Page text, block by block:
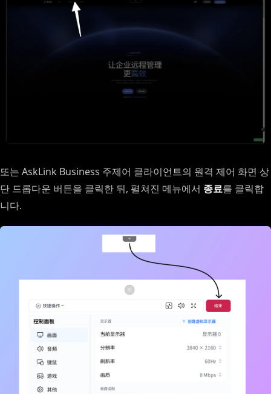
또는 AskLink Business 주제어 클라이언트의 원격 제어 화면 상
단 드롭다운 버튼을 클릭한 뒤, 펼쳐진 메뉴에서 종료를 클릭합
니다.